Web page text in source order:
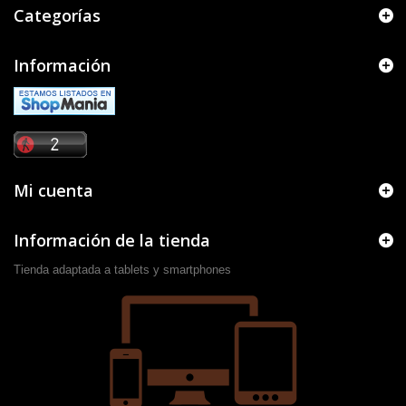
Categorías
Información
Mi cuenta
Información de la tienda
Tienda adaptada a tablets y smartphones